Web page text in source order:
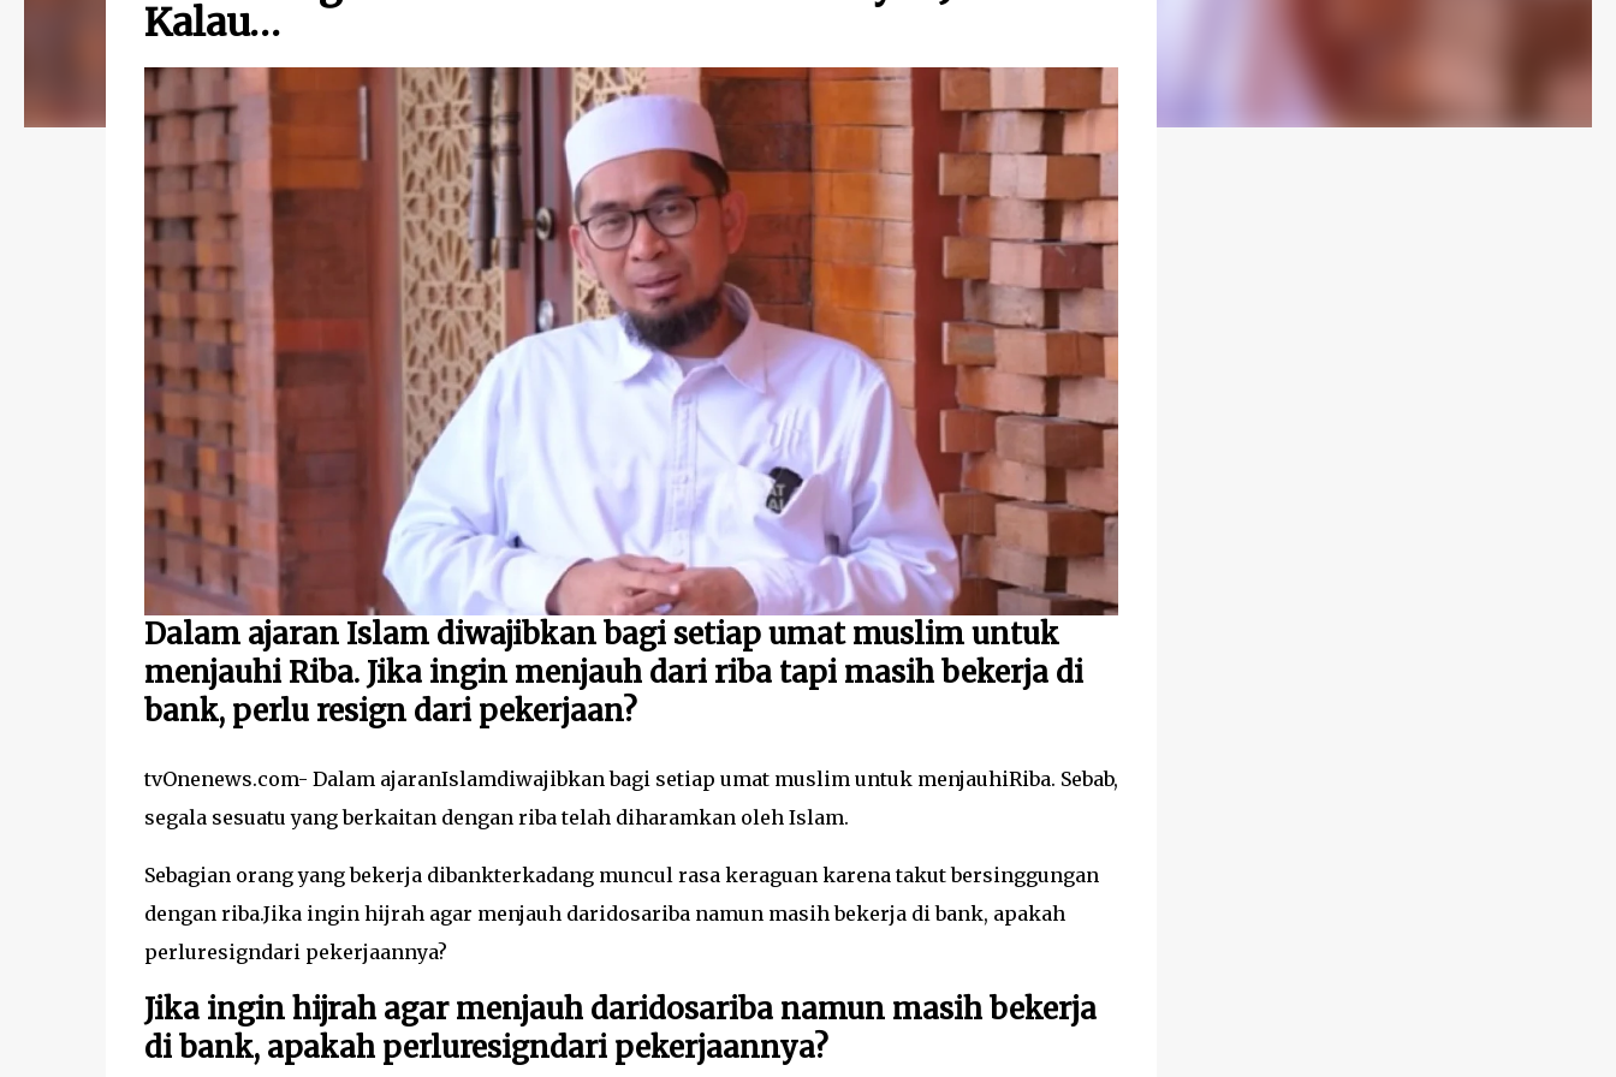
Kalau…
Dalam ajaran Islam diwajibkan bagi setiap umat muslim untuk
menjauhi Riba. Jika ingin menjauh dari riba tapi masih bekerja di
bank, perlu resign dari pekerjaan?
tvOnenews.com- Dalam ajaranIslamdiwajibkan bagi setiap umat muslim untuk menjauhiRiba. Sebab,
segala sesuatu yang berkaitan dengan riba telah diharamkan oleh Islam.
Sebagian orang yang bekerja dibankterkadang muncul rasa keraguan karena takut bersinggungan
dengan riba.Jika ingin hijrah agar menjauh daridosariba namun masih bekerja di bank, apakah
perluresigndari pekerjaannya?
Jika ingin hijrah agar menjauh daridosariba namun masih bekerja
di bank, apakah perluresigndari pekerjaannya?